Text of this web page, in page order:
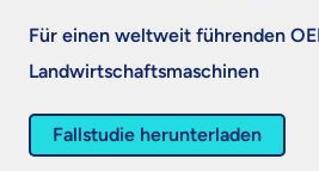
Für einen weltweit führenden
Landwirtschaftsmaschinen
Fallstudie herunterladen